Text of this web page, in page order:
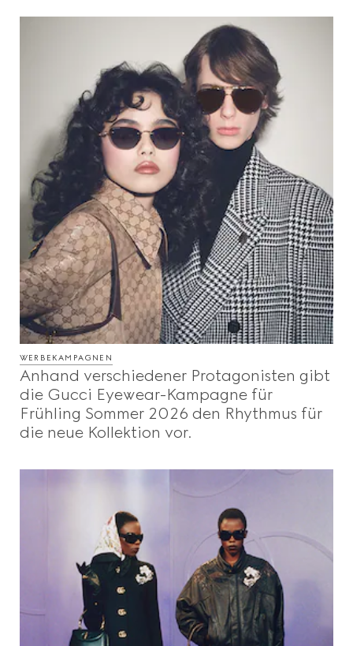
WERBEKAMPAGNEN
Anhand verschiedener Protagonisten gibt
die Gucci Eyewear-Kampagne für
Frühling Sommer 2026 den Rhythmus für
die neue Kollektion vor.